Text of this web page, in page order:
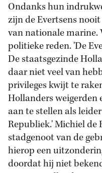
Ondanks hun
zijn de Evertsens
van nationale marine.
politieke reden. 'De
De staatsgezinde
daar niet veel van
privileges kwijt te
Hollanders weigerden
aan te stellen als
Republiek.' Michiel de
stadgenoot van de
hierop een
doordat hij niet